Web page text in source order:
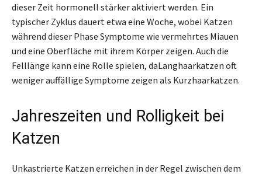
dieser Zeit hormonell stärker aktiviert werden. Ein
typischer Zyklus dauert etwa eine Woche, wobei Katzen
während dieser Phase Symptome wie vermehrtes Miauen
und eine Oberfläche mit ihrem Körper zeigen. Auch die
Felllänge kann eine Rolle spielen, daLanghaarkatzen oft
weniger auffällige Symptome zeigen als Kurzhaarkatzen.
Jahreszeiten und Rolligkeit bei
Katzen
Unkastrierte Katzen erreichen in der Regel zwischen dem